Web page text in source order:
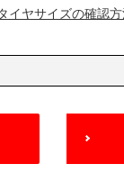
イヤサイズの確認